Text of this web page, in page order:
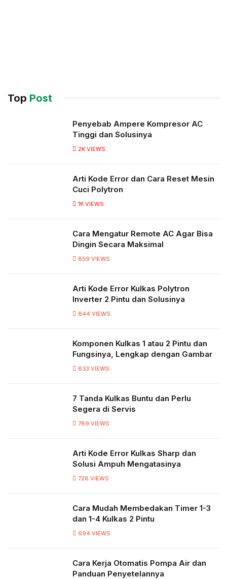
Top Post
Penyebab Ampere Kompresor AC
Tinggi dan Solusinya
2K VIEWS
Arti Kode Error dan Cara Reset Mesin
Cuci Polytron
1K VIEWS
Cara Mengatur Remote AC Agar Bisa
Dingin Secara Maksimal
859 VIEWS
Arti Kode Error Kulkas Polytron
Inverter 2 Pintu dan Solusinya
844 VIEWS
Komponen Kulkas 1 atau 2 Pintu dan
Fungsinya, Lengkap dengan Gambar
833 VIEWS
7 Tanda Kulkas Buntu dan Perlu
Segera di Servis
789 VIEWS
Arti Kode Error Kulkas Sharp dan
Solusi Ampuh Mengatasinya
728 VIEWS
Cara Mudah Membedakan Timer 1-3
dan 1-4 Kulkas 2 Pintu
694 VIEWS
Cara Kerja Otomatis Pompa Air dan
Panduan Penyetelannya